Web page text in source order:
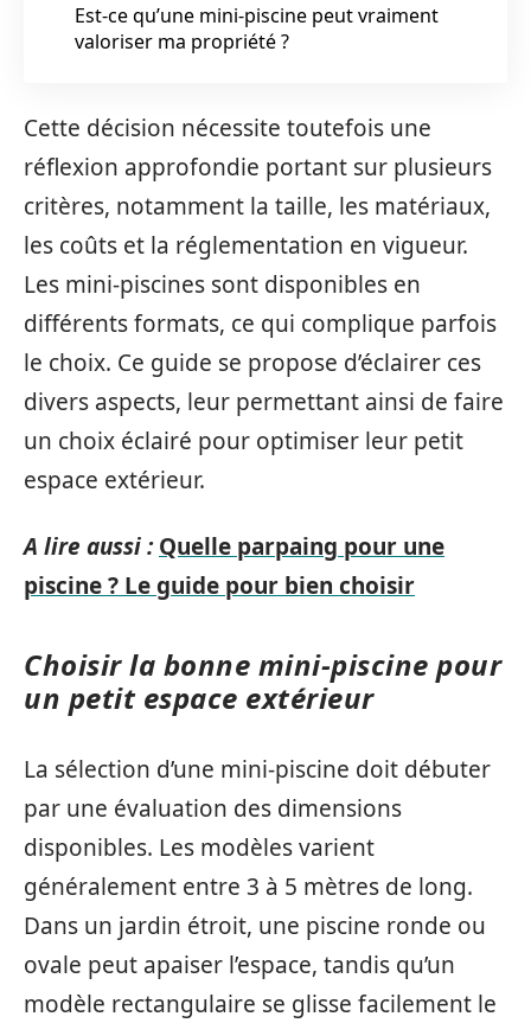
Est-ce qu’une mini-piscine peut vraiment
valoriser ma propriété ?
Cette décision nécessite toutefois une
réflexion approfondie portant sur plusieurs
critères, notamment la taille, les matériaux,
les coûts et la réglementation en vigueur.
Les mini-piscines sont disponibles en
différents formats, ce qui complique parfois
le choix. Ce guide se propose d’éclairer ces
divers aspects, leur permettant ainsi de faire
un choix éclairé pour optimiser leur petit
espace extérieur.
A lire aussi : Quelle parpaing pour une
piscine ? Le guide pour bien choisir
Choisir la bonne mini-piscine pour
un petit espace extérieur
La sélection d’une mini-piscine doit débuter
par une évaluation des dimensions
disponibles. Les modèles varient
généralement entre 3 à 5 mètres de long.
Dans un jardin étroit, une piscine ronde ou
ovale peut apaiser l’espace, tandis qu’un
modèle rectangulaire se glisse facilement le